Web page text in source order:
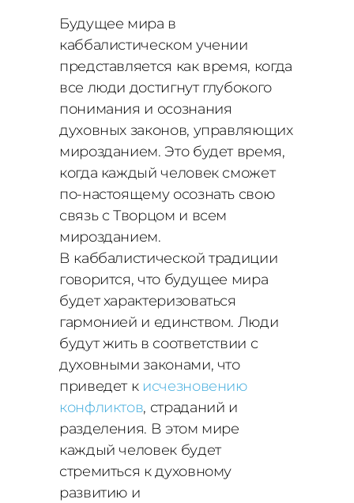
Будущее мира в
каббалистическом учении
представляется как время, когда
все люди достигнут глубокого
понимания и осознания
духовных законов, управляющих
мирозданием. Это будет время,
когда каждый человек сможет
по-настоящему осознать свою
связь с Творцом и всем
мирозданием.
В каббалистической традиции
говорится, что будущее мира
будет характеризоваться
гармонией и единством. Люди
будут жить в соответствии с
духовными законами, что
приведет к исчезновению
конфликтов, страданий и
разделения. В этом мире
каждый человек будет
стремиться к духовному
развитию и